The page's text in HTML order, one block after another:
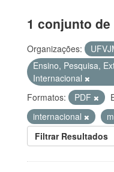
1 conjunto
Organizações:
Ensino, Pesquisa,
Internacional
Formatos:
PDF
internacional
Filtrar Resultados